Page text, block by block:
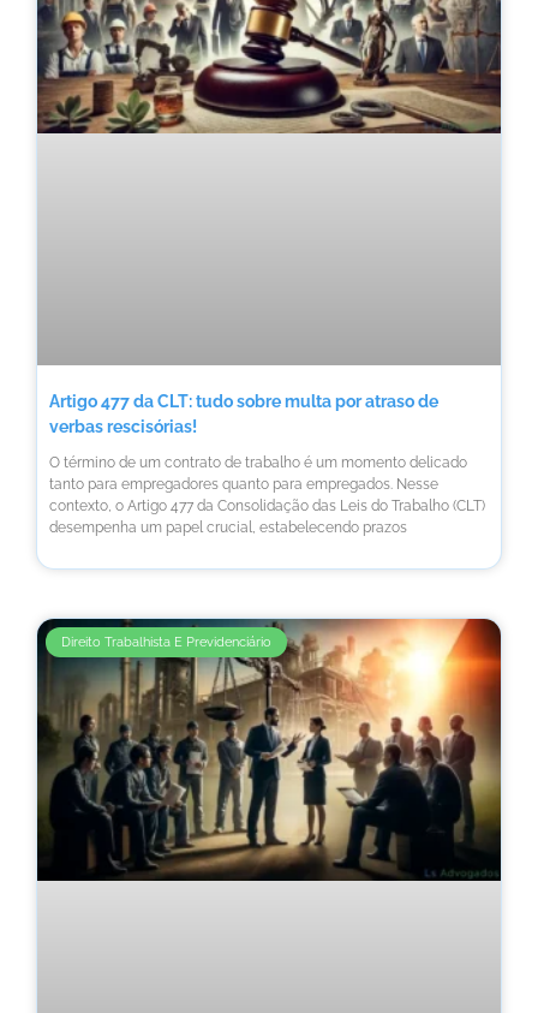
Artigo 477 da CLT: tudo sobre multa por atraso de
verbas rescisórias!
O término de um contrato de trabalho é um momento delicado
tanto para empregadores quanto para empregados. Nesse
contexto, o Artigo 477 da Consolidação das Leis do Trabalho (CLT)
desempenha um papel crucial, estabelecendo prazos
Direito Trabalhista E Previdenciário